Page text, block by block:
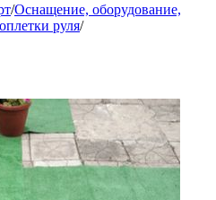
/Оснащение, оборудование,
руля/